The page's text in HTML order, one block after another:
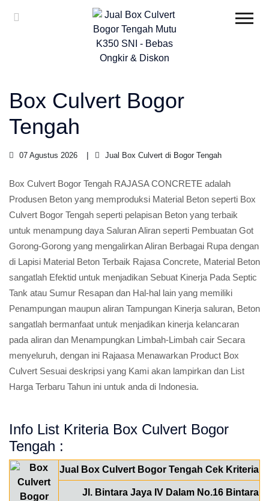
Box Culvert Bogor
Tengah
07 Agustus 2026 Jual Box Culvert di Bogor Tengah
Box Culvert Bogor Tengah RAJASA CONCRETE adalah
Produsen Beton yang memproduksi Material Beton seperti Box
Culvert Bogor Tengah seperti pelapisan Beton yang terbaik
untuk menampung daya Saluran Aliran seperti Pembuatan Got
Gorong-Gorong yang mengalirkan Aliran Berbagai Rupa dengan
di Lapisi Material Beton Terbaik Rajasa Concrete, Material Beton
sangatlah Efektid untuk menjadikan Sebuat Kinerja Pada Septic
Tank atau Sumur Resapan dan Hal-hal lain yang memiliki
Penampungan maupun aliran Tampungan Kinerja saluran, Beton
sangatlah bermanfaat untuk menjadikan kinerja kelancaran
pada aliran dan Menampungkan Limbah-Limbah cair Secara
menyeluruh, dengan ini Rajaasa Menawarkan Product Box
Culvert Sesuai deskripsi yang Kami akan lampirkan dan List
Harga Terbaru Tahun ini untuk anda di Indonesia.
Info List Kriteria Box Culvert Bogor
Tengah :
Jual Box Culvert Bogor Tengah Cek Kriteria
Jl. Bintara Jaya IV Dalam No.16 Bintara